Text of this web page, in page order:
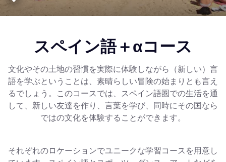
スペイン語＋αコース
文化やその土地の習慣を実際に体験しながら（新しい）言
語を学ぶということは、素晴らしい冒険の始まりとも言え
るでしょう。このコースでは、スペイン語圏での生活を通
して、新しい友達を作り、言葉を学び、同時にその国なら
ではの文化を体験することができます。
それぞれのロケーションでユニークな学習コースを用意し